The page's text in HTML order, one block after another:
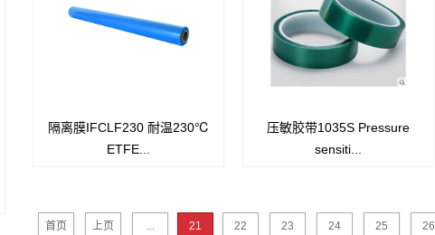
IFCLF230是氟塑料薄膜，离型性
极佳，强度优异，随型好而不失平
隔离膜IFCLF230 耐温230℃
ETFE...
应用于临时固定，阻挡树脂等，背
胶薄，胶与基膜粘结强度高，不易
压敏胶带1035S Pressure
sensiti...
首页 上页 ... 21 22 23 24 25 26